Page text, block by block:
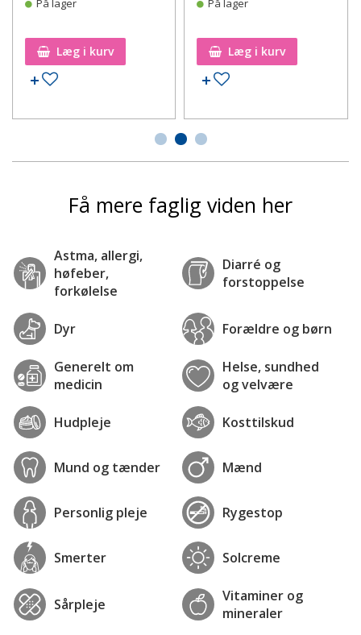
På lager
Læg i kurv
Tilføj til ønskeseddel
På lager
Læg i kurv
Tilføj til ønskeseddel
Få mere faglig viden her
Astma, allergi,
høfeber,
forkølelse
Diarré og
forstoppelse
Dyr Forældre og børn
Generelt om
medicin
Helse, sundhed
og velvære
Hudpleje Kosttilskud
Mund og tænder Mænd
Personlig pleje Rygestop
Smerter Solcreme
Sårpleje
Vitaminer og
mineraler